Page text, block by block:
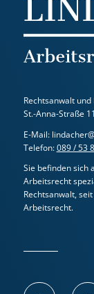
Rechtsanwalt
St.-Anna-Straße
E-Mail:
Telefon:089 / 53
Sie befinden sich
Arbeitsrecht
Rechtsanwalt,
Arbeitsrecht.